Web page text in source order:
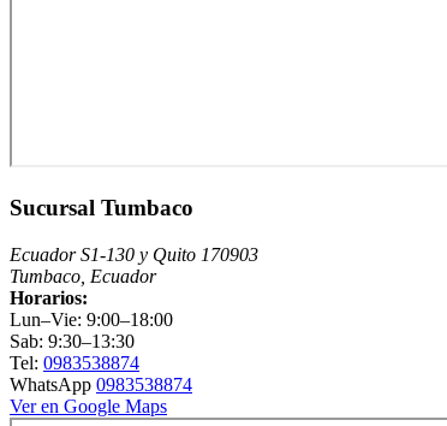
Sucursal Tumbaco
Ecuador S1-130 y Quito 170903
Tumbaco, Ecuador
Horarios:
Lun–Vie: 9:00–18:00
Sab: 9:30–13:30
Tel: 0983538874
WhatsApp 0983538874
Ver en Google Maps